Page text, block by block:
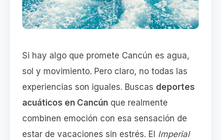
Si hay algo que promete Cancún es agua,
sol y movimiento. Pero claro, no todas las
experiencias son iguales. Buscas deportes
acuáticos en Cancún que realmente
combinen emoción con esa sensación de
estar de vacaciones sin estrés. El Imperial